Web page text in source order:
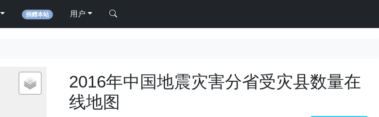
捐赠本站 用户
2016年中国地震灾害分省受灾县数量在
线地图